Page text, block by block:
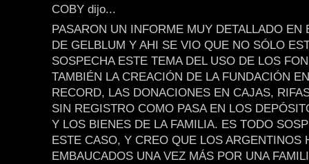
COBY dijo...
PASARON UN INFORME MUY DETALLADO EN
DE GELBLUM Y AHI SE VIO QUE NO SÓLO
SOSPECHA ESTE TEMA DEL USO DE LOS
TAMBIÉN LA CREACIÓN DE LA FUNDACIÓN
RECORD, LAS DONACIONES EN CAJAS,
SIN REGISTRO COMO PASA EN LOS
Y LOS BIENES DE LA FAMILIA. ES TODO
ESTE CASO, Y CREO QUE LOS ARGENTINOS
EMBAUCADOS UNA VEZ MÁS POR UNA